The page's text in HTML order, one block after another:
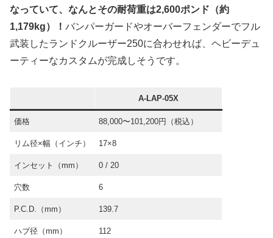
なっていて、なんとその耐荷重は2,600ポンド（約
1,179kg）！ バンパーガードやオーバーフェンダーでフル
武装したランドクルーザー250に合わせれば、ヘビーデュ
ーティーなカスタムが完成しそうです。
A-LAP-05X
価格 88,000〜101,200円（税込）
リム径×幅（インチ） 17×8
インセット（mm） 0 / 20
穴数 6
P.C.D.（mm） 139.7
ハブ径（mm） 112